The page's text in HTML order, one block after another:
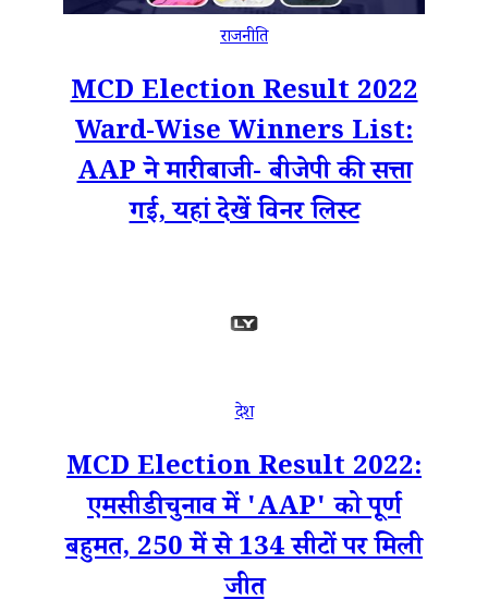
राजनीति
MCD Election Result 2022
Ward-Wise Winners List:
AAP ने मारी बाजी- बीजेपी की सत्ता
गई, यहां देखें विनर लिस्ट
देश
MCD Election Result 2022:
एमसीडी चुनाव में 'AAP' को पूर्ण
बहुमत, 250 में से 134 सीटों पर मिली
जीत